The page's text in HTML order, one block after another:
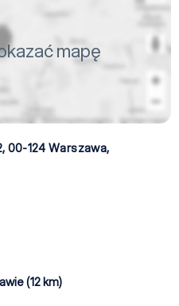
mapę
00-124Warszawa,
(12 km)